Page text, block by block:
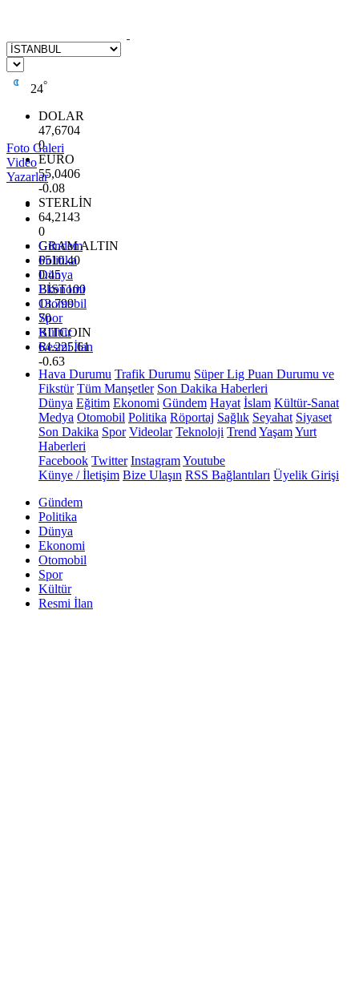
24°
DOLAR
47,6704
0
EURO
55,0406
-0.08
STERLİN
64,2143
0
GRAM ALTIN
6510.40
0.45
BİST100
13.799
70
BITCOIN
64.225,61
-0.63
Foto Galeri
Video
Yazarlar
Gündem
Politika
Dünya
Ekonomi
Otomobil
Spor
Kültür
Resmi İlan
Hava Durumu Trafik Durumu Süper Lig Puan Durumu ve
Fikstür Tüm Manşetler Son Dakika Haberleri
Dünya Eğitim Ekonomi Gündem Hayat İslam Kültür-Sanat
Medya Otomobil Politika Röportaj Sağlık Seyahat Siyaset
Son Dakika Spor Videolar Teknoloji Trend YaşamYurt
Haberleri
Facebook Twitter InstagramYoutube
Künye / İletişim Bize Ulaşın RSS Bağlantıları Üyelik Girişi
Gündem
Politika
Dünya
Ekonomi
Otomobil
Spor
Kültür
Resmi İlan